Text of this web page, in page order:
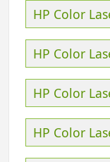
HP Color
HP Color
HP Color
HP Color